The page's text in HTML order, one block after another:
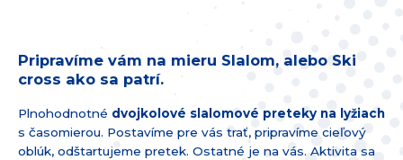
Pripravíme vám na mieru Slalom, alebo Ski
cross ako sa patrí.
Plnohodnotné dvojkolové slalomové preteky na lyžiach
s časomierou. Postavíme pre vás trať, pripravíme cieľový
oblúk, odštartujeme pretek. Ostatné je na vás. Aktivita sa